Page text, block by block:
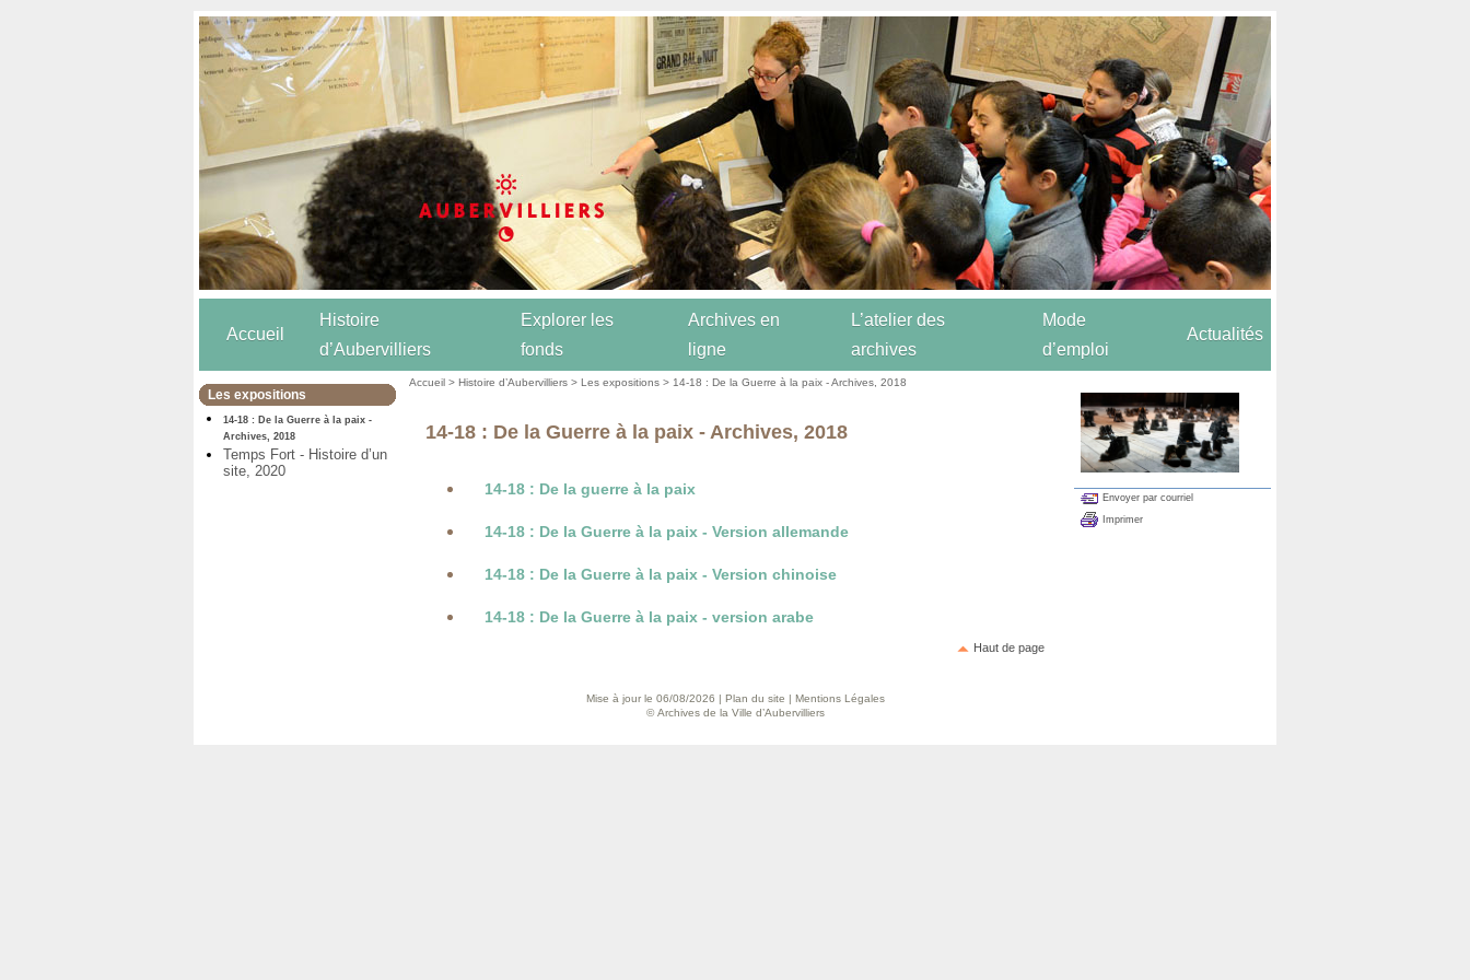
Accueil
Histoire
d’Aubervilliers
Explorer les
fonds
Archives en
ligne
L’atelier des
archives
Mode
d’emploi
Actualités
Les expositions
14-18 : De la Guerre à la paix -
Archives, 2018
Temps Fort - Histoire d’un
site, 2020
Accueil >Histoire d’Aubervilliers>Les expositions > 14-18 : De la Guerre à la paix - Archives, 2018
14-18 : De la Guerre à la paix - Archives, 2018
14-18 : De la guerre à la paix
14-18 : De la Guerre à la paix - Version allemande
14-18 : De la Guerre à la paix - Version chinoise
14-18 : De la Guerre à la paix - version arabe
Haut de page
Envoyer par courriel
Imprimer
Mise à jour le 06/08/2026 | Plan du site | Mentions Légales
© Archives de la Ville d’Aubervilliers